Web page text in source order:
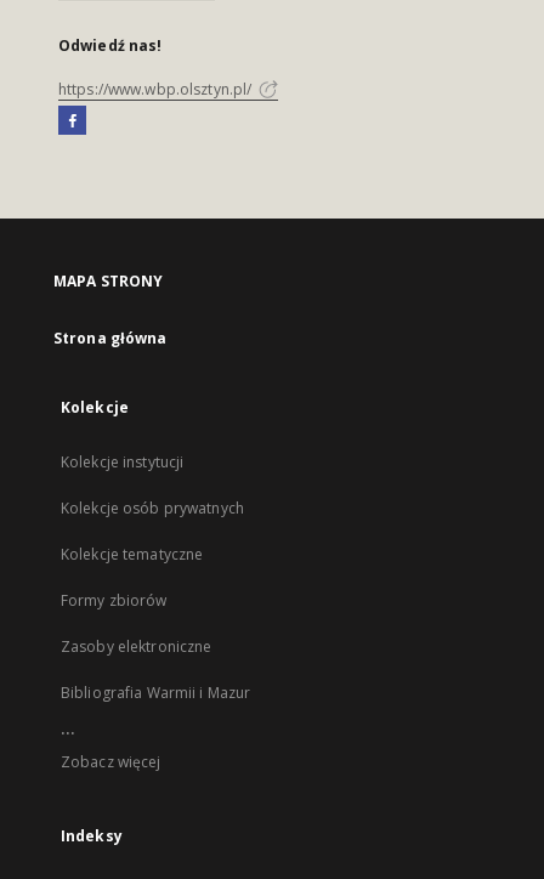
Odwiedź nas!
https://www.wbp.olsztyn.pl/
MAPA STRONY
Strona główna
Kolekcje
Kolekcje instytucji
Kolekcje osób prywatnych
Kolekcje tematyczne
Formy zbiorów
Zasoby elektroniczne
Bibliografia Warmii i Mazur
...
Zobacz więcej
Indeksy